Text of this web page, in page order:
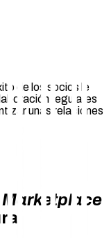
de los socios le
regulares
unas relaciones